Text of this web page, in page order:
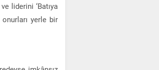
liderini ‘Batıya
yerle bir